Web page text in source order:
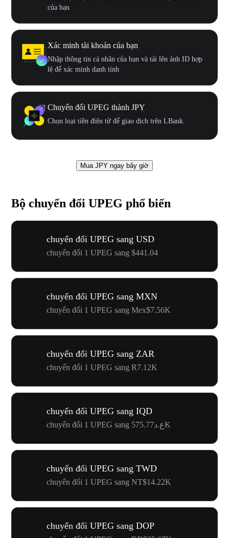
của bạn
Xác minh tài khoản của bạn
Nhập thông tin cá nhân của bạn và tải lên ảnh ID hợp
lệ để xác minh danh tính
Chuyển đổi UPEG thành JPY
Chọn loại tiền điện tử để giao dịch trên LBank.
Mua JPY ngay bây giờ
Bộ chuyển đổi UPEG phổ biến
chuyển đổi UPEG sang USD
chuyển đổi 1 UPEG sang $441.04
chuyển đổi UPEG sang MXN
chuyển đổi 1 UPEG sang Mex$7.56K
chuyển đổi UPEG sang ZAR
chuyển đổi 1 UPEG sang R7.12K
chuyển đổi UPEG sang IQD
chuyển đổi 1 UPEG sang ع.د575.77K
chuyển đổi UPEG sang TWD
chuyển đổi 1 UPEG sang NT$14.22K
chuyển đổi UPEG sang DOP